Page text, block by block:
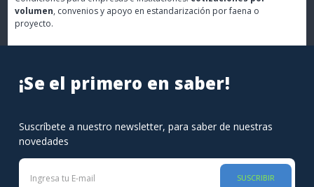
volumen, convenios y apoyo en estandarización por faena o
proyecto.
¡Se el primero en saber!
Suscríbete a nuestro newsletter, para saber de nuestras
novedades
SUSCRIBIR